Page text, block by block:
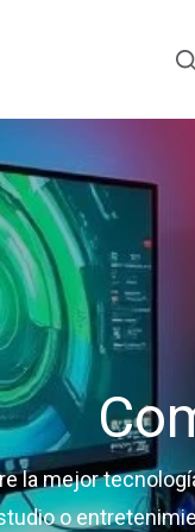
la mejor
o